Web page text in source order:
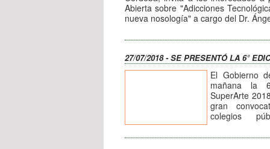
Abierta sobre "Adicciones
nueva nosología" a cargo del Dr.
En el marco del Plan Integral
Asistencia de los Consumos
el IPEM 359, ubicado en Azopardo e
Para confirmar asistencia pueden
3541-
plandeprevencionvcp@gmail.com/
27/07/2018 - SE PRESENTÓ LA 6°
El Gobierno
mañana la
SuperArte
gran
colegios
En las